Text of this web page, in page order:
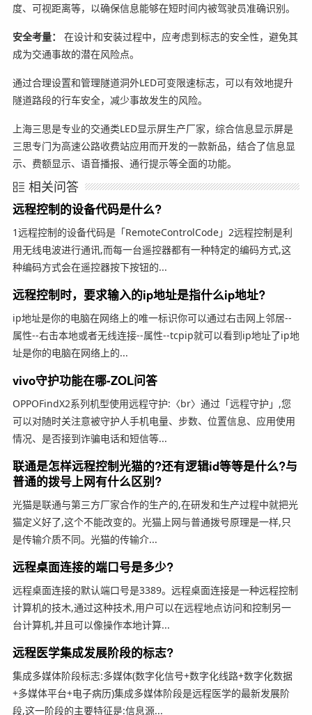
度、可视距离等，以确保信息能够在短时间内被驾驶员准确识别。
安全考量：
在设计和安装过程中，应考虑到标志的安全性，避免其
成为交通事故的潜在风险点。
通过合理设置和管理隧道洞外LED可变限速标志，可以有效地提升
隧道路段的行车安全，减少事故发生的风险。
上海三思是专业的交通类LED显示屏生产厂家，综合信息显示屏是
三思专门为高速公路收费站应用而开发的一款新品，结合了信息显
示、费额显示、语音播报、通行提示等全面的功能。
相关问答
远程控制的设备代码是什么?
1远程控制的设备代码是「RemoteControlCode」2远程控制是利
用无线电波进行通讯,而每一台遥控器都有一种特定的编码方式,这
种编码方式会在遥控器按下按钮的...
远程控制时，要求输入的ip地址是指什么ip地址?
ip地址是你的电脑在网络上的唯一标识你可以通过右击网上邻居--
属性--右击本地或者无线连接--属性--tcpip就可以看到ip地址了ip地
址是你的电脑在网络上的...
vivo守护功能在哪-ZOL问答
OPPOFindX2系列机型使用远程守护:〈br〉通过「远程守护」,您
可以对随时关注意被守护人手机电量、步数、位置信息、应用使用
情况、是否接到诈骗电话和短信等...
联通是怎样远程控制光猫的?还有逻辑id等等是什么?与
普通的拨号上网有什么区别?
光猫是联通与第三方厂家合作的生产的,在研发和生产过程中就把光
猫定义好了,这个不能改变的。光猫上网与普通拨号原理是一样,只
是传输介质不同。光猫的传输介...
远程桌面连接的端口号是多少?
远程桌面连接的默认端口号是3389。远程桌面连接是一种远程控制
计算机的技木,通过这种技术,用户可以在远程地点访问和控制另一
台计算机,并且可以像操作本地计算...
远程医学集成发展阶段的标志?
集成多媒体阶段标志:多媒体(数字化信号+数字化线路+数字化数据
+多媒体平台+电子病历)集成多媒体阶段是远程医学的最新发展阶
段,这一阶段的主要特征是:信息源...